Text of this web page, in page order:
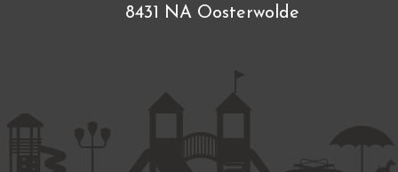
8431 NA Oosterwolde